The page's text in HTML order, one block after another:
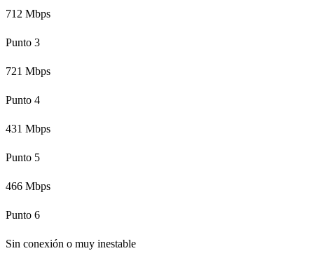
712 Mbps
Punto 3
721 Mbps
Punto 4
431 Mbps
Punto 5
466 Mbps
Punto 6
Sin conexión o muy inestable